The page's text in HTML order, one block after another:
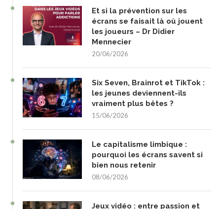
Et si la prévention sur les
écrans se faisait là où jouent
les joueurs – Dr Didier
Mennecier
20/06/2026
Six Seven, Brainrot et TikTok :
les jeunes deviennent-ils
vraiment plus bêtes ?
15/06/2026
Le capitalisme limbique :
pourquoi les écrans savent si
bien nous retenir
08/06/2026
Jeux vidéo : entre passion et